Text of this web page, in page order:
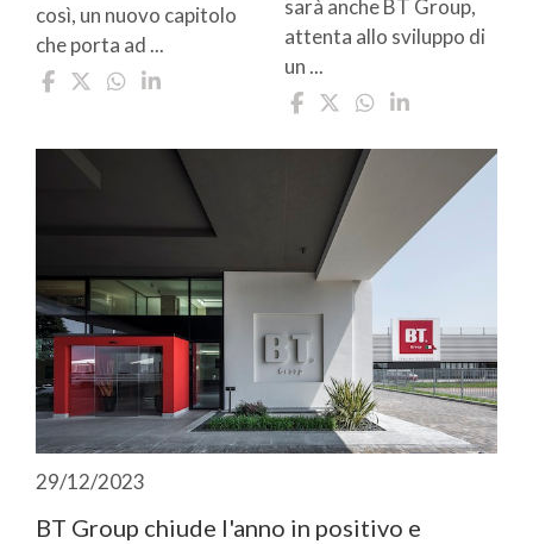
così, un nuovo capitolo
che porta ad ...
sarà anche BT Group,
attenta allo sviluppo di
un ...
29/12/2023
BT Group chiude l'anno in positivo e